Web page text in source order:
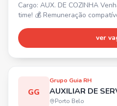
Cargo: AUX. DE COZINHA Venha fazer parte do nosso
time! 💰 Remuneração
local, convênio farmácia,
✅ PRÉ-REQUISITOS: Ensino
ver
GG
Grupo Guia RH
AUXILIAR DE
Porto Belo